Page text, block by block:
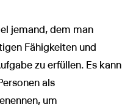
jemand, dem man
Fähigkeiten und
zu erfüllen. Es kann
als
um